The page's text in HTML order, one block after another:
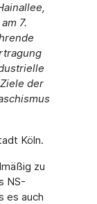
7.
der
Köln.
zu
NS-
es auch